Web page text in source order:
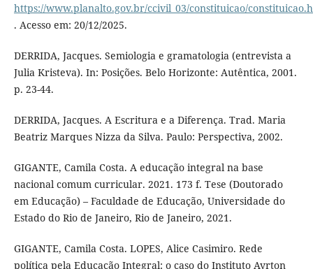
https://www.planalto.gov.br/ccivil_03/constituicao/
. Acesso em: 20/12/2025.
DERRIDA, Jacques. Semiologia e gramatologia (entrevista a
Julia Kristeva). In: Posições. Belo Horizonte: Autêntica, 2001.
p. 23-44.
DERRIDA, Jacques. A Escritura e a Diferença. Trad. Maria
Beatriz Marques Nizza da Silva. Paulo: Perspectiva, 2002.
GIGANTE, Camila Costa. A educação integral na base
nacional comum curricular. 2021. 173 f. Tese (Doutorado
em Educação) – Faculdade de Educação, Universidade do
Estado do Rio de Janeiro, Rio de Janeiro, 2021.
GIGANTE, Camila Costa. LOPES, Alice Casimiro. Rede
política pela Educação Integral: o caso do Instituto Ayrton